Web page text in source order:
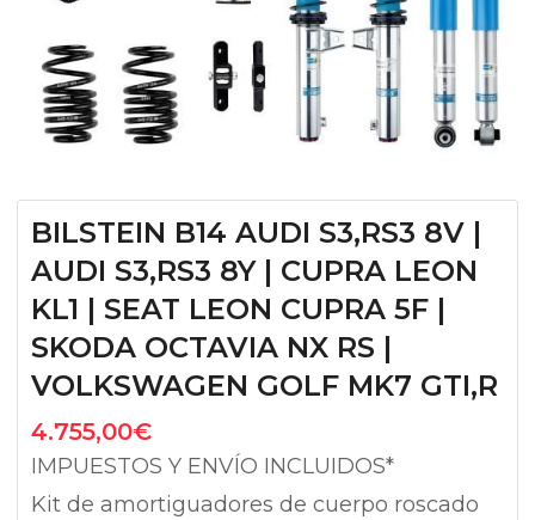
BILSTEIN B14 AUDI S3,RS3 8V |
AUDI S3,RS3 8Y | CUPRA LEON
KL1 | SEAT LEON CUPRA 5F |
SKODA OCTAVIA NX RS |
VOLKSWAGEN GOLF MK7 GTI,R
4.755,00€
IMPUESTOS Y ENVÍO INCLUIDOS*
Kit de amortiguadores de cuerpo roscado